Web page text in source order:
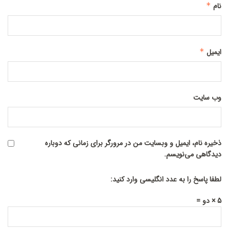
نام *
ایمیل *
وب‌ سایت
ذخیره نام، ایمیل و وبسایت من در مرورگر برای زمانی که دوباره
دیدگاهی می‌نویسم.
لطفا پاسخ را به عدد انگلیسی وارد کنید:
5 × دو =